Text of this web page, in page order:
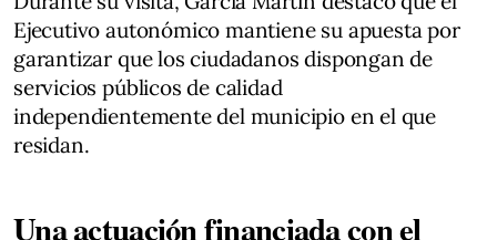
Ejecutivo autonómico mantiene su apuesta por
garantizar que los ciudadanos dispongan de
servicios públicos de calidad
independientemente del municipio en el que
residan.
Una actuación financiada con el